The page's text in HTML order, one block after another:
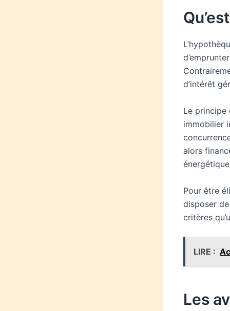
d’intérêt
Le principe
immobilier
alors
Pour être
disposer
critères
LIRE :
Les